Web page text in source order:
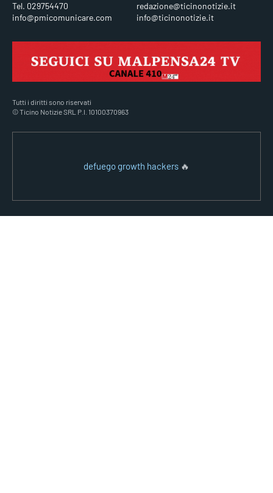
Tel. 029754470
info@pmicomunicare.com
redazione@ticinonotizie.it
info@ticinonotizie.it
Tutti i diritti sono riservati
© Ticino Notizie SRL P.I. 10100370963
defuego growth hackers 🔥